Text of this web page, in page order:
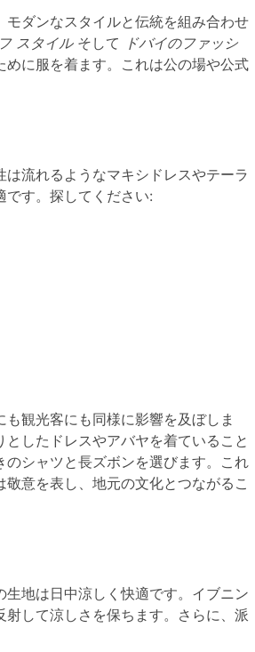
スタイルそしてドバイのファッシ
に服を着ます。これは公の場や公式
す。探してください:
したドレスやアバヤを着ていること
シャツと長ズボンを選びます。これ
意を表し、地元の文化とつながるこ
して涼しさを保ちます。さらに、派